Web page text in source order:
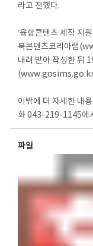
라고 전했다.
‘융합콘텐츠 제작 지
북콘텐츠코리아랩
내려 받아 작성한 뒤
이밖에 더 자세한 내
화 043-219-1145에
파일